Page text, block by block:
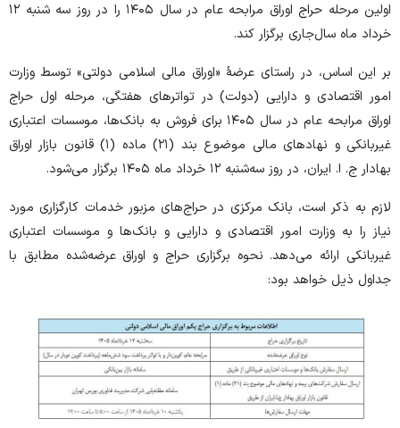
اولین مرحله حراج اوراق مرابحه عام در سال ۱۴۰۵ را در روز سه‎ شنبه ۱۲
خرداد ماه سال‌جاری برگزار کند.
بر این اساس، در راستای عرضۀ «اوراق مالی اسلامی دولتی» توسط وزارت
امور اقتصادی و دارایی (دولت) در تواتر‌های هفتگی، مرحله اول حراج
اوراق مرابحه عام در سال ۱۴۰۵ برای فروش به بانک‌ها، موسسات اعتباری
غیربانکی و نهاد‌های مالی موضوع بند (۲۱) ماده (۱) قانون بازار اوراق
بهادار ج. ا. ایران، در روز سه‌شنبه ۱۲ خرداد ماه ۱۴۰۵ برگزار می‌شود.
لازم به ذکر است، بانک مرکزی در حراج‌های مزبور خدمات کارگزاری مورد
نیاز را به وزارت امور اقتصادی و دارایی و بانک‌ها و موسسات اعتباری
غیربانکی ارائه می‌دهد. نحوه برگزاری حراج و اوراق عرضه‌شده مطابق با
جداول ذیل خواهد بود: